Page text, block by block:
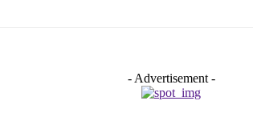
- Advertisement -